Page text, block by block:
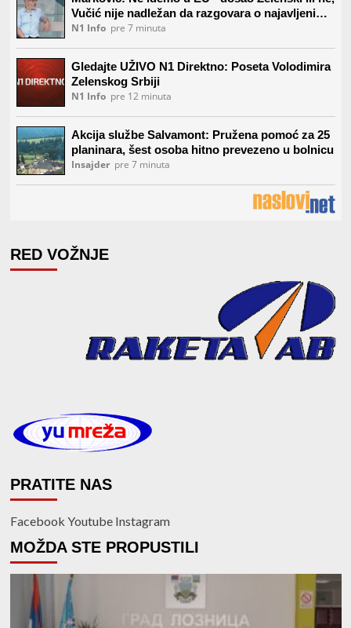
RED VOŽNJE
PRATITE NAS
Facebook Youtube Instagram
MOŽDA STE PROPUSTILI